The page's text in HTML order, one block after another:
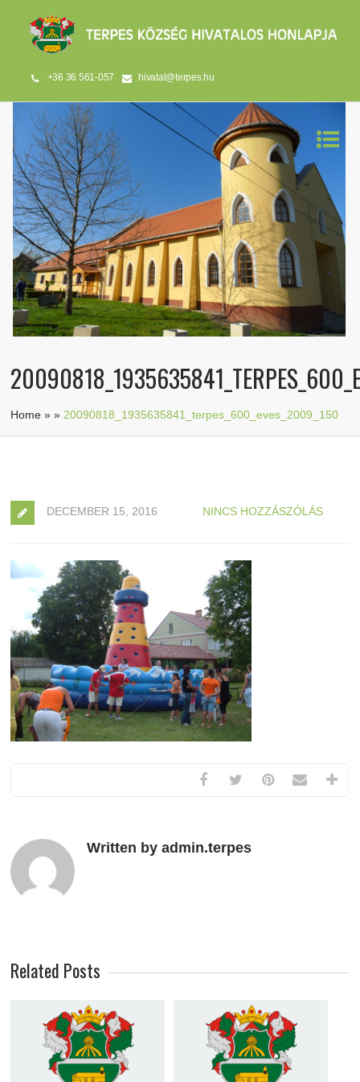
+36 36 561-057 hivatal@terpes.hu
Home »» 20090818_1935635841_terpes_600_eves_2009_150
DECEMBER 15, 2016 NINCS HOZZÁSZÓLÁS
Written by admin.terpes
Related Posts